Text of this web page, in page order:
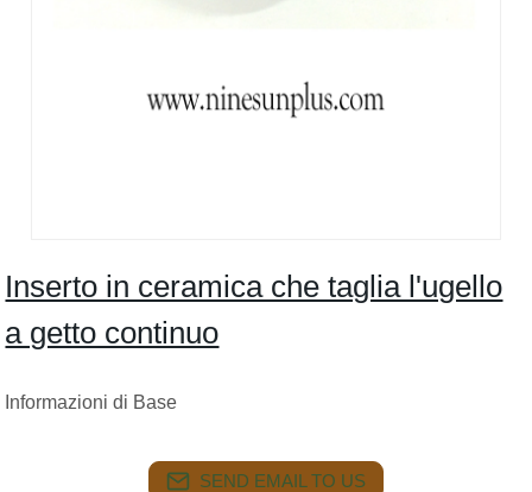
Inserto in ceramica che taglia l'ugello
a getto continuo
Informazioni di Base
SEND EMAIL TO US